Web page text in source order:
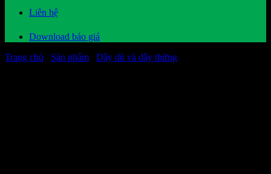
Liên hệ
Download báo giá
Trang chủ
Sản phẩm Dây dù và dây thừng